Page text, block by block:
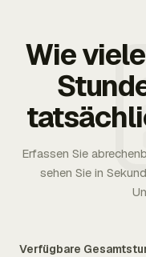
Wie
Erfassen Sie
sehen Sie in
Verfügbare